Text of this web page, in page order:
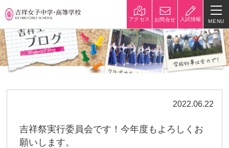
アクセス お問合せ 入試情報 MENU
学校紹介
校長挨拶 沿革
建学の精神と校是 施設・設備
制服紹介 学費
2022.06.22
吉祥祭実行委員会です！今年度もよろしくお
願いします。